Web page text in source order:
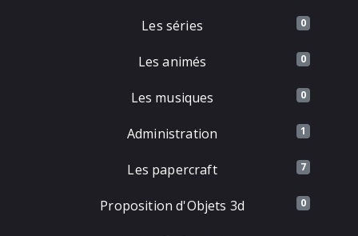
Les séries 0
Les animés 0
Les musiques 0
Administration 1
Les papercraft 7
Proposition d'Objets 3d 0